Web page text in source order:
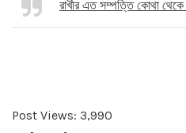
রাখীর এত সম্পত্তি কোথা
Post Views: 3,990